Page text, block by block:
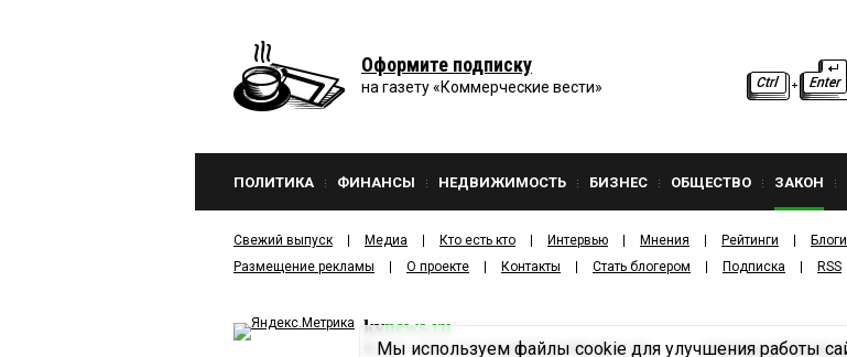
Оформите подписку
на газету «Коммерческие вести»
ПОЛИТИКА ФИНАНСЫ НЕДВИЖИМОСТЬ БИЗНЕС ОБЩЕСТВО ЗАКОН
Свежий выпуск Медиа Кто есть кто Интервью Мнения Рейтинги Блоги
Размещение рекламы
О проекте Контакты Стать блогером Подписка RSS
kvnews.ru
2001—2026ООО ИЗДАТЕЛЬСКИЙ ДОМ «КВ».
Политика
Мы используем файлы cookie для улучшения работы